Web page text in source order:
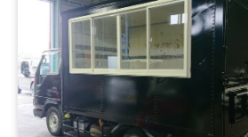
角煮丼、かき氷、ほっとスナック、か
す大根、ホットレモネード、唐揚げ、le
monade、つくねフリット、つくねカ
レー、つくねライス